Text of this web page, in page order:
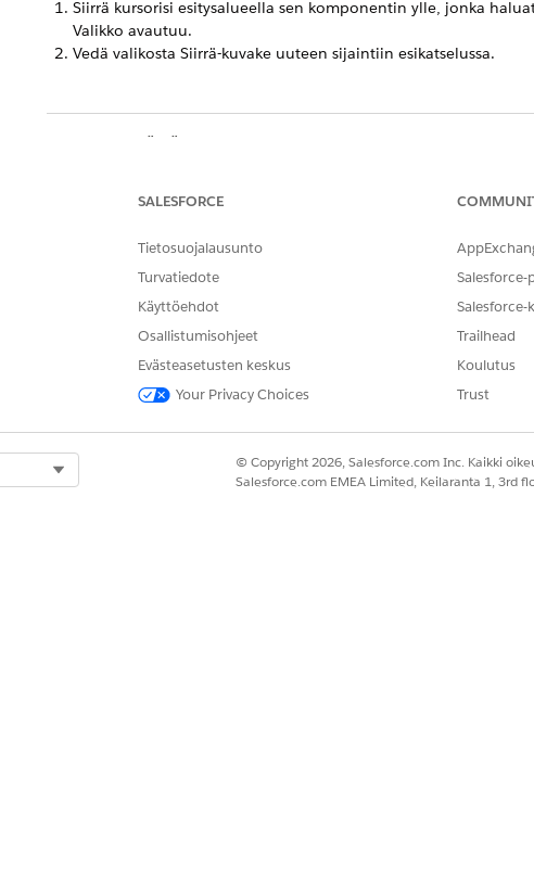
Siirrä kursorisi esitysalueella sen komponentin ylle, jonka
Valikko avautuu.
Vedä valikosta Siirrä-kuvake uuteen sijaintiin esikatselussa.
SALESFORCE
Tietosuojalausunto
Turvatiedote
Käyttöehdot
Osallistumisohjeet
Evästeasetusten keskus
Your Privacy Choices
Trailhead
Koulutus
Trust
© Copyright 2026, Salesforce.com Inc. Kaikki
Salesforce.com EMEA Limited, Keilaranta 1, 3rd